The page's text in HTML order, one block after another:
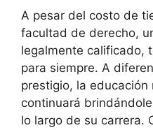
A pesar del costo de
facultad de derecho,
legalmente calificado,
para siempre. A
prestigio, la educación
continuará
lo largo de su carrera.